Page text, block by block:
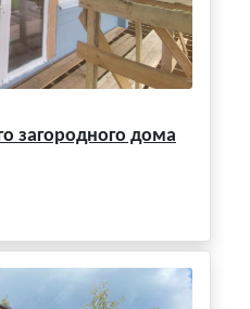
загородного дома